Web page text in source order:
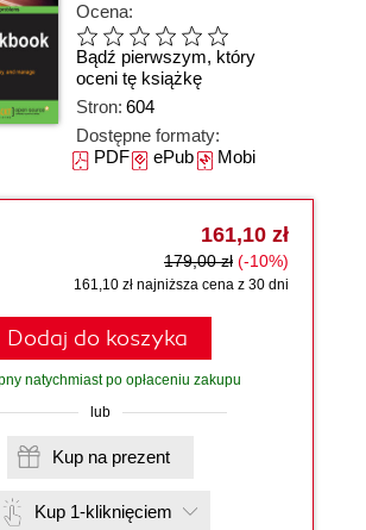
Ocena:
Bądź pierwszym, który
oceni tę książkę
Stron: 604
Dostępne formaty:
PDFePubMobi
161,10 zł
179,00 zł (-10%)
161,10 zł najniższa cena z 30 dni
Dodaj do koszyka
natychmiast po opłaceniu zakupu
lub
Kup na prezent
Kup 1-kliknięciem